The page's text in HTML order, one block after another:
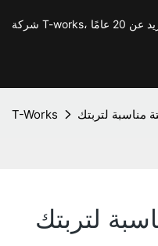
T-Works مناسبة لتربتك
لتربتك